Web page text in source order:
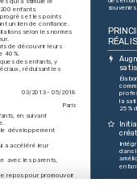
enfants.
et les points
un lien de confiance.
selon les normes
de découvrir leurs
40%.
des enfants, y
réduisant les
03/2013 - 05/2018
Paris
en suivant
le développement
a accéléré leur
avec les parents,
repos pour promouvoir
la
25%
dans